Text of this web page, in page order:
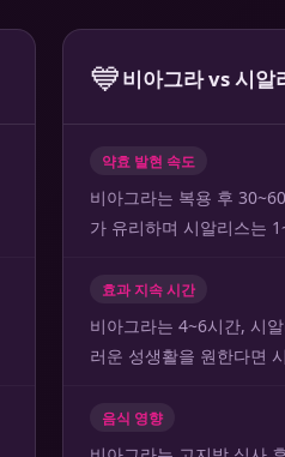
💙비아그라 vs 시알
약효 발현 속도
비아그라는 복용 후
가 유리하며 시알리스는
효과 지속 시간
비아그라는 4~6시간, 시
러운 성생활을 원한다면
음식 영향